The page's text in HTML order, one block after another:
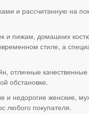
и рассчитанную на
и пижам, домашних
стиле, а
отличные
обстановке.
и недорогие женские,
любого покупателя.